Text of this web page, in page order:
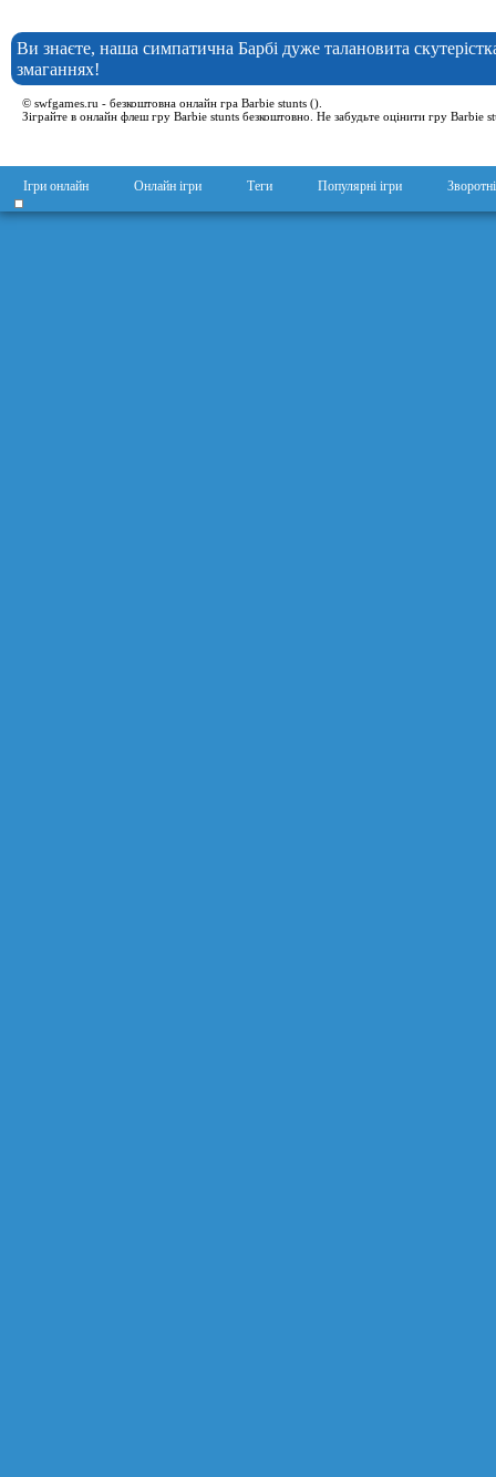
Ви знаєте, наша симпатична Барбі дуже талановита
змаганнях!
© swfgames.ru - безкоштовна онлайн гра Barbie stunts ().
Зіграйте в онлайн флеш гру Barbie stunts безкоштовно. Не забудьте оцінити гру Barbie
Ігри онлайн Онлайн ігри Теги Популярні ігри